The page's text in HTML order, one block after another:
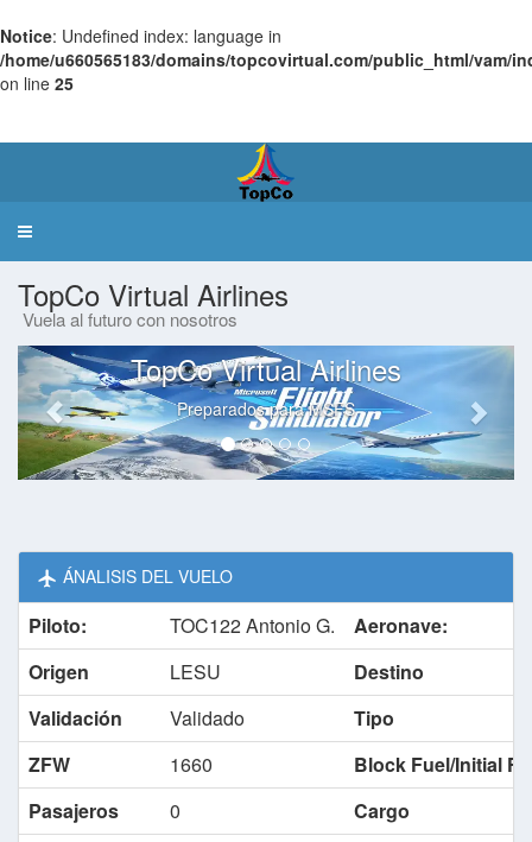
Notice: Undefined index: language in
/home/u660565183/domains/topcovirtual.com/public_html/vam/
on line 25
Toggle
TopCo Virtual Airlines
Vuela al futuro con nosotros
TopCo Virtual Airlines
ÁNALISIS DEL VUELO
Piloto: TOC122 Antonio G.
Aeronave:
Origen
LESU
Destino
Validación
Validado
Tipo
ZFW
1660
Block Fuel/Initial
Pasajeros
0
Cargo